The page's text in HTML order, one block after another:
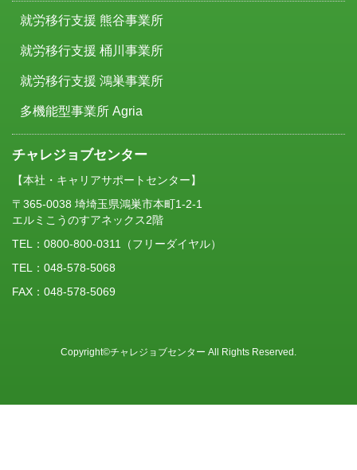
就労移行支援 熊谷事業所
就労移行支援 桶川事業所
就労移行支援 鴻巣事業所
多機能型事業所 Agria
チャレジョブセンター
【本社・キャリアサポートセンター】
〒365-0038 埼埼玉県鴻巣市本町1-2-1
エルミこうのすアネックス2階
TEL： 0800-800-0311 （フリーダイヤル）
TEL：048-578-5068
FAX：048-578-5069
Copyright©チャレジョブセンター All Rights Reserved.